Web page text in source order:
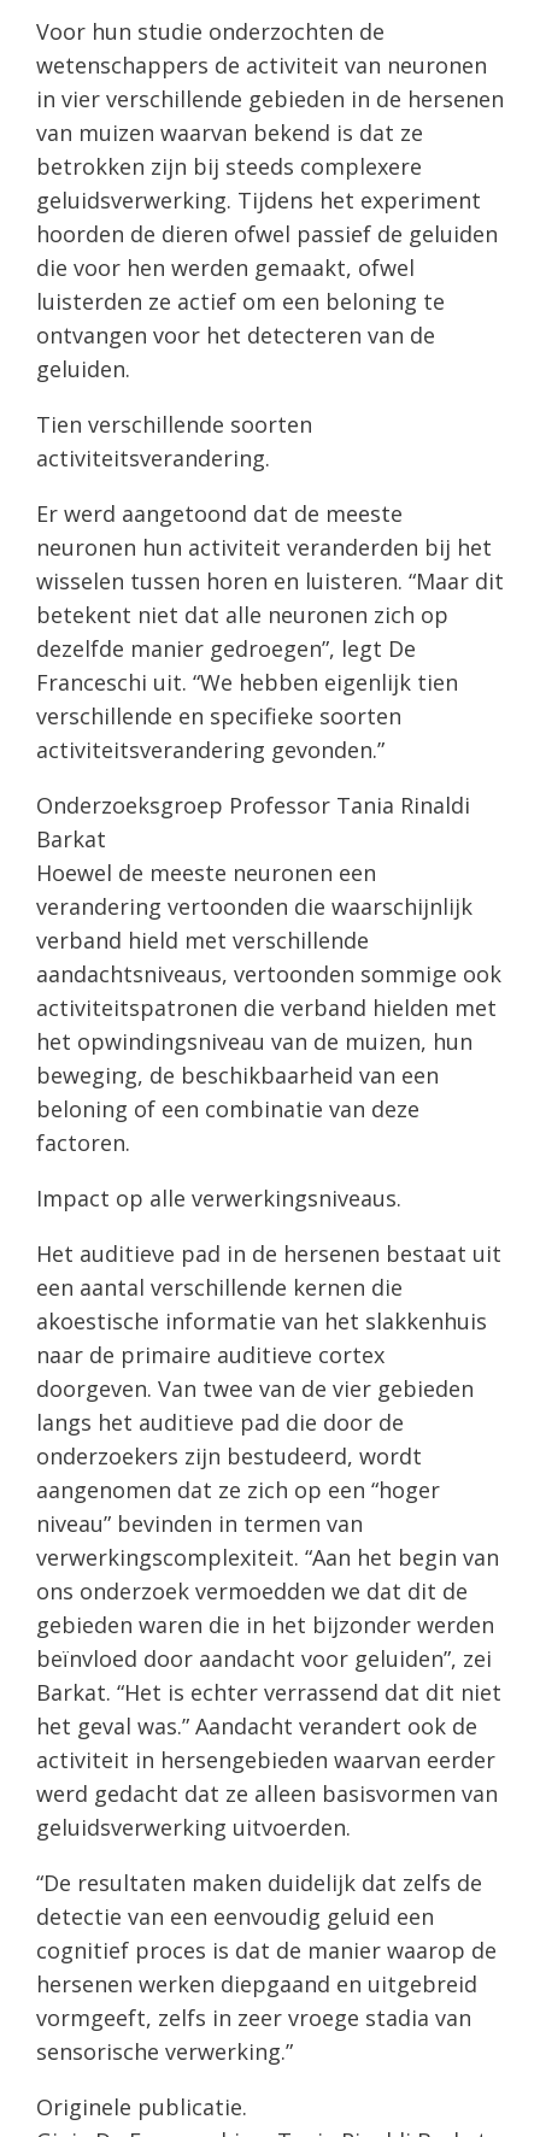
Voor hun studie onderzochten de
wetenschappers de activiteit van neuronen
in vier verschillende gebieden in de hersenen
van muizen waarvan bekend is dat ze
betrokken zijn bij steeds complexere
geluidsverwerking. Tijdens het experiment
hoorden de dieren ofwel passief de geluiden
die voor hen werden gemaakt, ofwel
luisterden ze actief om een ​​beloning te
ontvangen voor het detecteren van de
geluiden.
Tien verschillende soorten
activiteitsverandering.
Er werd aangetoond dat de meeste
neuronen hun activiteit veranderden bij het
wisselen tussen horen en luisteren. “Maar dit
betekent niet dat alle neuronen zich op
dezelfde manier gedroegen”, legt De
Franceschi uit. “We hebben eigenlijk tien
verschillende en specifieke soorten
activiteitsverandering gevonden.”
Onderzoeksgroep Professor Tania Rinaldi
Barkat
Hoewel de meeste neuronen een
verandering vertoonden die waarschijnlijk
verband hield met verschillende
aandachtsniveaus, vertoonden sommige ook
activiteitspatronen die verband hielden met
het opwindingsniveau van de muizen, hun
beweging, de beschikbaarheid van een
beloning of een combinatie van deze
factoren.
Impact op alle verwerkingsniveaus.
Het auditieve pad in de hersenen bestaat uit
een aantal verschillende kernen die
akoestische informatie van het slakkenhuis
naar de primaire auditieve cortex
doorgeven. Van twee van de vier gebieden
langs het auditieve pad die door de
onderzoekers zijn bestudeerd, wordt
aangenomen dat ze zich op een “hoger
niveau” bevinden in termen van
verwerkingscomplexiteit. “Aan het begin van
ons onderzoek vermoedden we dat dit de
gebieden waren die in het bijzonder werden
beïnvloed door aandacht voor geluiden”, zei
Barkat. “Het is echter verrassend dat dit niet
het geval was.” Aandacht verandert ook de
activiteit in hersengebieden waarvan eerder
werd gedacht dat ze alleen basisvormen van
geluidsverwerking uitvoerden.
“De resultaten maken duidelijk dat zelfs de
detectie van een eenvoudig geluid een
cognitief proces is dat de manier waarop de
hersenen werken diepgaand en uitgebreid
vormgeeft, zelfs in zeer vroege stadia van
sensorische verwerking.”
Originele publicatie.